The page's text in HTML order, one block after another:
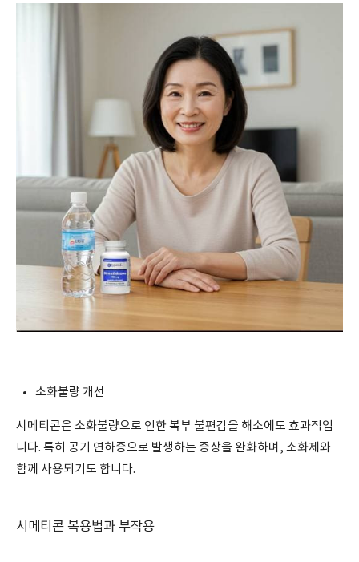
소화불량 개선
시메티콘은 소화불량으로 인한 복부 불편감을 해소에도 효과적입
니다. 특히 공기 연하증으로 발생하는 증상을 완화하며, 소화제와
함께 사용되기도 합니다.
시메티콘 복용법과 부작용